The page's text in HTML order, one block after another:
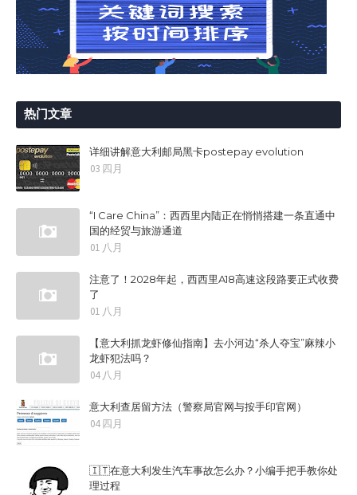
热门文章
详细讲解意大利邮局黑卡postepay evolution
03 四月
“I Care China”：西西里内陆正在悄悄搭建一条直通中
国的经贸与旅游通道
01 八月
注意了！2028年起，西西里A18高速这段路要正式收费
了
01 八月
【意大利抓龙虾修仙指南】去小河边“杀人夺宝”麻辣小
龙虾犯法吗？
04 八月
意大利查居留方法（警察局官网与按手印官网）
04 四月
🇮🇹在意大利发生汽车事故怎么办？小编手把手教你处
理过程